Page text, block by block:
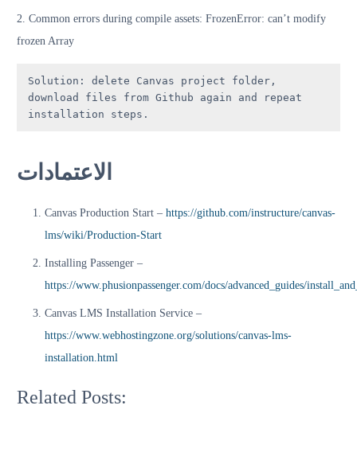
2. Common errors during compile assets: FrozenError: can’t modify
frozen Array
Solution: delete Canvas project folder,
download files from Github again and repeat
installation steps.
الاعتمادات
Canvas Production Start – https://github.com/instructure/canvas-
lms/wiki/Production-Start
Installing Passenger –
https://www.phusionpassenger.com/docs/advanced_guides/
Canvas LMS Installation Service –
https://www.webhostingzone.org/solutions/canvas-lms-
installation.html
Related Posts:
to
Automate
Canvas
How
Install
Moodle
on